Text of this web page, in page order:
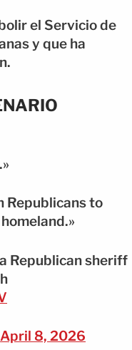
el Servicio de
y que ha
Republicans to
Republican sheriff
April 8, 2026